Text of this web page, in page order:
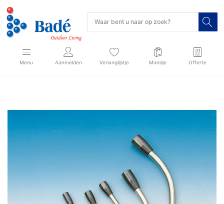
Menu Aanmelden Verlanglijstje Mandje Offerte